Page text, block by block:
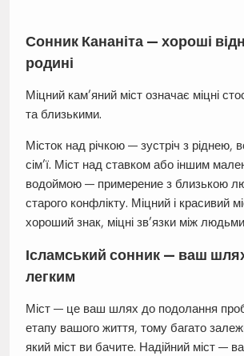
Сонник Кананіта — хороші
родині
Міцний кам’яний міст означає міцні
та близькими.
Місток над річкою — зустріч з ріднею,
сім’ї. Міст над ставком або іншим
водоймою — примерение з близькою
старого конфлікту. Міцний і красивий
хороший знак, міцні зв’язки між
Ісламський сонник — ваш
легким
Міст — це ваш шлях до подолання
етапу вашого життя, тому багато
який міст ви бачите. Надійний міст —